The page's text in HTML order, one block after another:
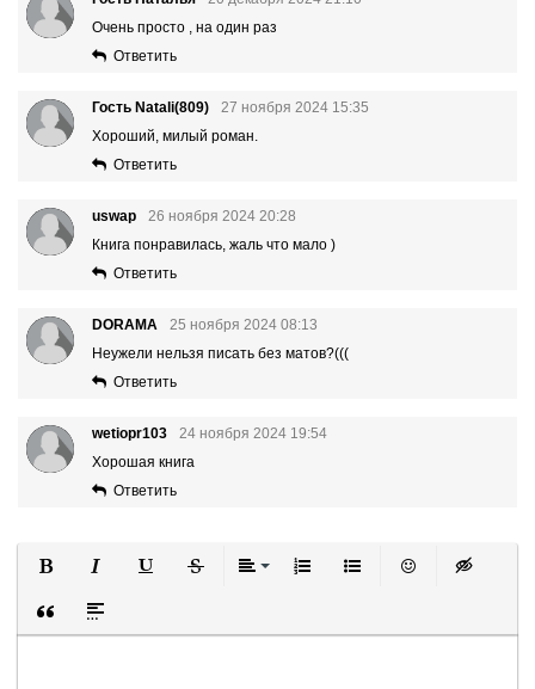
Очень просто , на один раз
Ответить
Гость Natali(809)
27 ноября 2024 15:35
Хороший, милый роман.
Ответить
uswap
26 ноября 2024 20:28
Книга понравилась, жаль что мало )
Ответить
DORAMA
25 ноября 2024 08:13
Неужели нельзя писать без матов?(((
Ответить
wetiopr103
24 ноября 2024 19:54
Хорошая книга
Ответить
Вставка цитаты
Вставка спойлера